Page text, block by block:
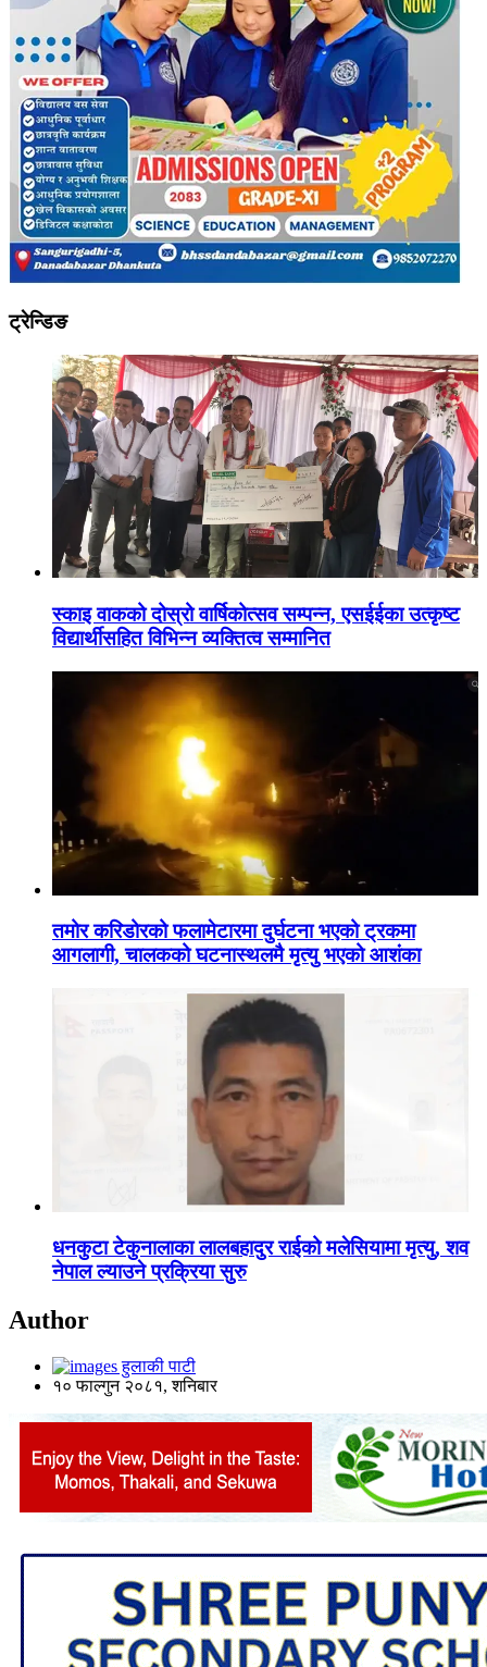
ट्रेन्डिङ
स्काइ वाकको दोस्रो वार्षिकोत्सव सम्पन्न, एसईईका उत्कृष्ट
विद्यार्थीसहित विभिन्न व्यक्तित्व सम्मानित
तमोर करिडोरको फलामेटारमा दुर्घटना भएको ट्रकमा
आगलागी, चालकको घटनास्थलमै मृत्यु भएको आशंका
धनकुटा टेकुनालाका लालबहादुर राईको मलेसियामा मृत्यु, शव
नेपाल ल्याउने प्रक्रिया सुरु
Author
हुलाकी पाटी
१० फाल्गुन २०८१, शनिबार